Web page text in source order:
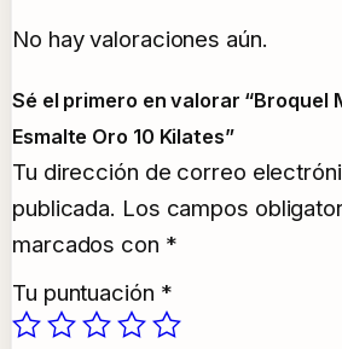
No hay valoraciones aún.
Sé el primero en valorar “Broquel
Esmalte Oro 10 Kilates”
Tu dirección de correo
publicada. Los campos
marcados con *
Tu puntuación *